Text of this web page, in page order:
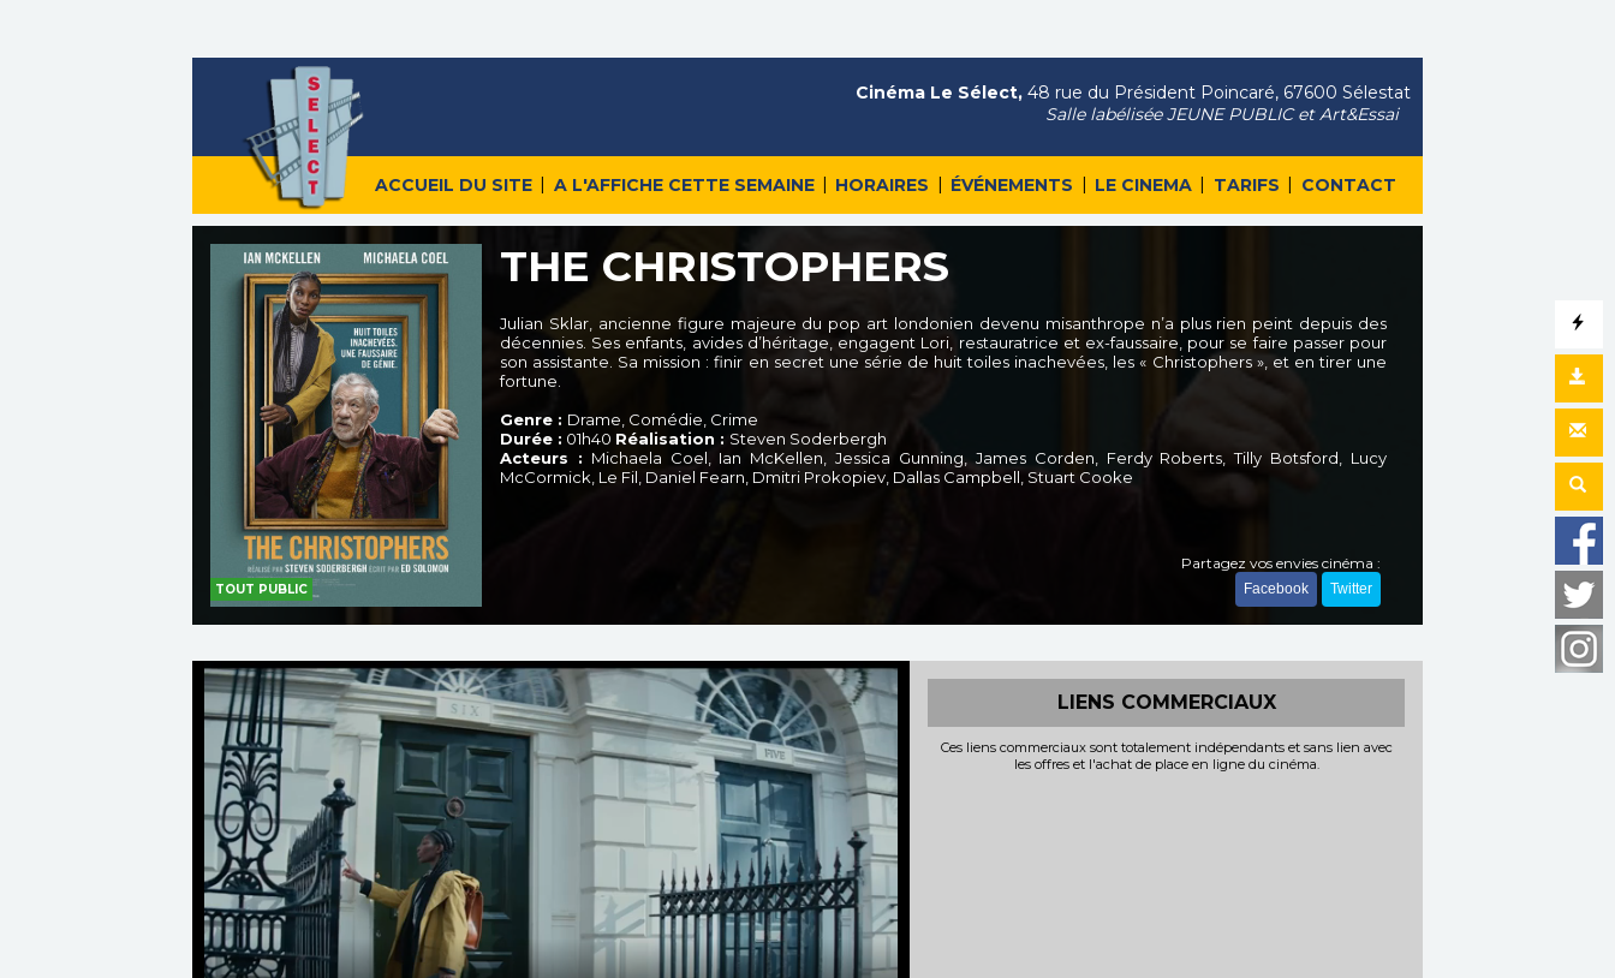
ACCUEIL DU SITE | A L'AFFICHE CETTE SEMAINE | HORAIRES | ÉVÉNEMENTS | LE CINEMA | TARIFS | CONTACT
Cinéma Le Sélect, 48 rue du Président Poincaré, 67600 Sélestat
Salle labélisée JEUNE PUBLIC et Art&Essai
TOUT PUBLIC
THE CHRISTOPHERS
Julian Sklar, ancienne figure majeure du pop art londonien devenu misanthrope n’a plus rien peint depuis des
décennies. Ses enfants, avides d’héritage, engagent Lori, restauratrice et ex-faussaire, pour se faire passer pour
son assistante. Sa mission : finir en secret une série de huit toiles inachevées, les « Christophers », et en tirer une
fortune.
Genre : Drame, Comédie, Crime
Durée : 01h40 Réalisation : Steven Soderbergh
Acteurs : Michaela Coel, Ian McKellen, Jessica Gunning, James Corden, Ferdy Roberts, Tilly Botsford, Lucy
McCormick, Le Fil, Daniel Fearn, Dmitri Prokopiev, Dallas Campbell, Stuart Cooke
Partagez vos envies cinéma :
Facebook Twitter
LIENS COMMERCIAUX
Ces liens commerciaux sont totalement indépendants et sans lien avec
les offres et l'achat de place en ligne du cinéma.